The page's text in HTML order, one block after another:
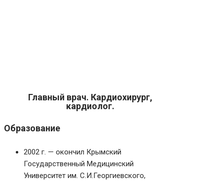
Главный врач. Кардиохирург,
кардиолог.
Образование
2002 г. — окончил Крымский
Государственный Медицинский
Университет им. С.И.Георгиевского,